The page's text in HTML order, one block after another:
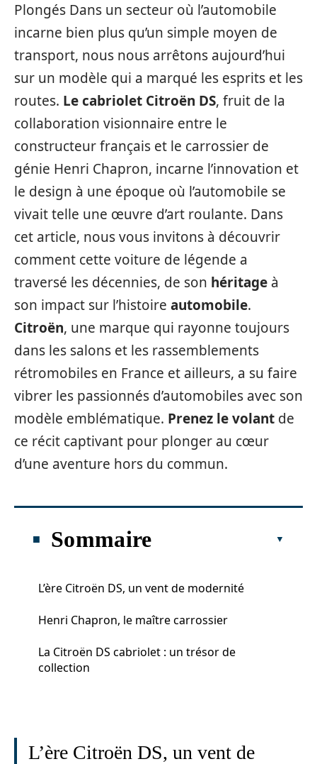
Plongés Dans un secteur où l’automobile
incarne bien plus qu’un simple moyen de
transport, nous nous arrêtons aujourd’hui
sur un modèle qui a marqué les esprits et les
routes. Le cabriolet Citroën DS, fruit de la
collaboration visionnaire entre le
constructeur français et le carrossier de
génie Henri Chapron, incarne l’innovation et
le design à une époque où l’automobile se
vivait telle une œuvre d’art roulante. Dans
cet article, nous vous invitons à découvrir
comment cette voiture de légende a
traversé les décennies, de son héritage à
son impact sur l’histoire automobile.
Citroën, une marque qui rayonne toujours
dans les salons et les rassemblements
rétromobiles en France et ailleurs, a su faire
vibrer les passionnés d’automobiles avec son
modèle emblématique. Prenez le volant de
ce récit captivant pour plonger au cœur
d’une aventure hors du commun.
Sommaire
L’ère Citroën DS, un vent de modernité
Henri Chapron, le maître carrossier
La Citroën DS cabriolet : un trésor de
collection
L’ère Citroën DS, un vent de